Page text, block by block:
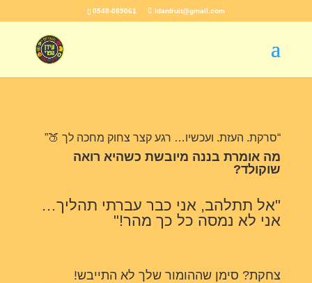
0548-089061 idanfruit@gmail.com
“סרקת. העזת. ועכשיו… רגע קצר צחוק מחכה לך 🍑”
מה אומרת בננה מיובשת כשהיא רואה
שוקולד?
"אל תתלהב, אני כבר עברתי תהליך…
אני לא נמסה כל כך מהר!"
צחקת? סימן שההומור שלך לא התייבש!